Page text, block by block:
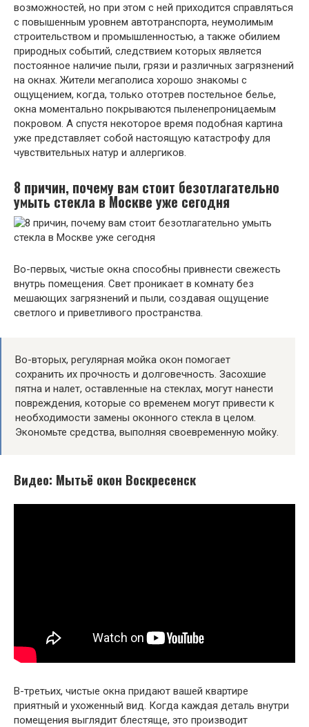
возможностей, но при этом с ней приходится справляться
с повышенным уровнем автотранспорта, неумолимым
строительством и промышленностью, а также обилием
природных событий, следствием которых является
постоянное наличие пыли, грязи и различных загрязнений
на окнах. Жители мегаполиса хорошо знакомы с
ощущением, когда, только ототрев постельное белье,
окна моментально покрываются пыленепроницаемым
покровом. А спустя некоторое время подобная картина
уже представляет собой настоящую катастрофу для
чувствительных натур и аллергиков.
8 причин, почему вам стоит безотлагательно
умыть стекла в Москве уже сегодня
Во-первых, чистые окна способны привнести свежесть
внутрь помещения. Свет проникает в комнату без
мешающих загрязнений и пыли, создавая ощущение
светлого и приветливого пространства.
Во-вторых, регулярная мойка окон помогает
сохранить их прочность и долговечность. Засохшие
пятна и налет, оставленные на стеклах, могут нанести
повреждения, которые со временем могут привести к
необходимости замены оконного стекла в целом.
Экономьте средства, выполняя своевременную мойку.
Видео: Мытьё окон Воскресенск
В-третьих, чистые окна придают вашей квартире
приятный и ухоженный вид. Когда каждая деталь внутри
помещения выглядит блестяще, это производит